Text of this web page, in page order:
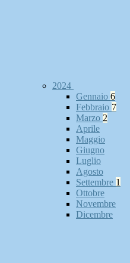
2024
Gennaio 6
Febbraio 7
Marzo 2
Aprile
Maggio
Giugno
Luglio
Agosto
Settembre 1
Ottobre
Novembre
Dicembre